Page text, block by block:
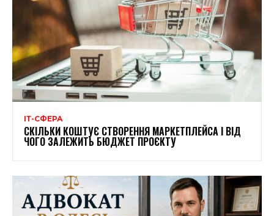
ІТ-СФЕРА
СКІЛЬКИ КОШТУЄ СТВОРЕННЯ МАРКЕТПЛЕЙСА І ВІД
ЧОГО ЗАЛЕЖИТЬ БЮДЖЕТ ПРОЄКТУ